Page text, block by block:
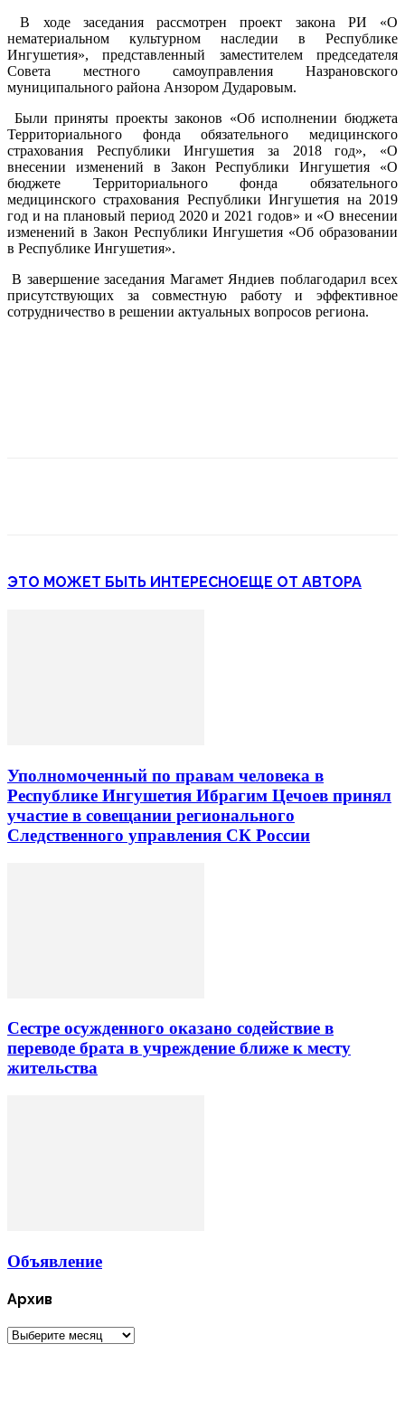
В ходе заседания рассмотрен проект закона РИ «О
нематериальном культурном наследии в Республике
Ингушетия», представленный заместителем председателя
Совета местного самоуправления Назрановского
муниципального района Анзором Дударовым.
Были приняты проекты законов «Об исполнении бюджета
Территориального фонда обязательного медицинского
страхования Республики Ингушетия за 2018 год», «О
внесении изменений в Закон Республики Ингушетия «О
бюджете Территориального фонда обязательного
медицинского страхования Республики Ингушетия на 2019
год и на плановый период 2020 и 2021 годов» и «О внесении
изменений в Закон Республики Ингушетия «Об образовании
в Республике Ингушетия».
В завершение заседания Магамет Яндиев поблагодарил всех
присутствующих за совместную работу и эффективное
сотрудничество в решении актуальных вопросов региона.
ЭТО МОЖЕТ БЫТЬ ИНТЕРЕСНОЕЩЕ ОТ АВТОРА
Уполномоченный по правам человека в
Республике Ингушетия Ибрагим Цечоев принял
участие в совещании регионального
Следственного управления СК России
Сестре осужденного оказано содействие в
переводе брата в учреждение ближе к месту
жительства
Объявление
Архив
Архив